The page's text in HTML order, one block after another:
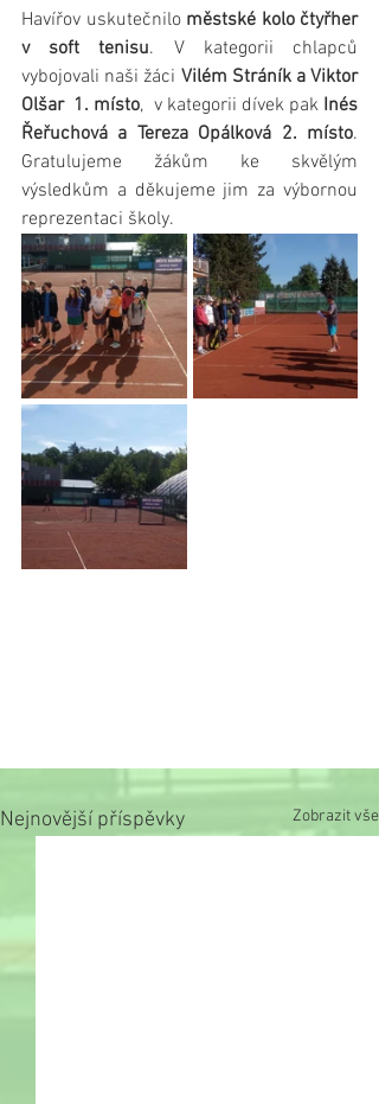
Havířov uskutečnilo městské kolo čtyřher
v soft tenisu. V kategorii chlapců
vybojovali naši žáci Vilém Stráník a Viktor
Olšar  1. místo,  v kategorii dívek pak Inés
Řeřuchová a Tereza Opálková 2. místo.
Gratulujeme žákům ke skvělým
výsledkům a děkujeme jim za výbornou
reprezentaci školy.
Nejnovější příspěvky Zobrazit vše